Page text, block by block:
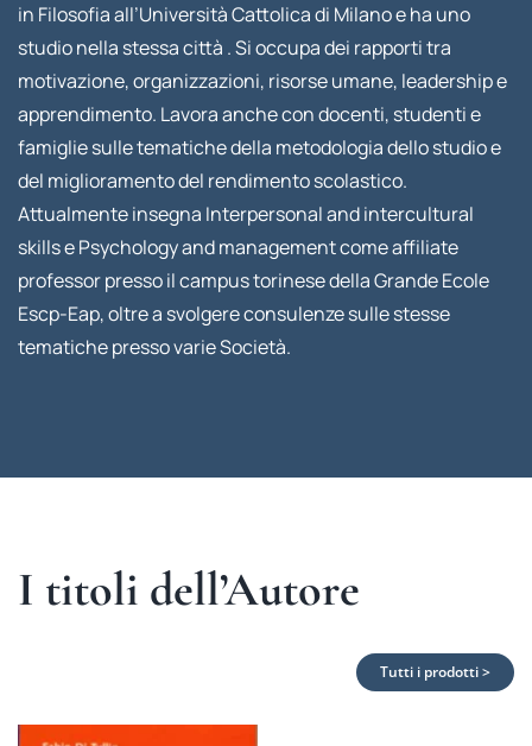
in Filosofia all’Università Cattolica di Milano e ha uno
studio nella stessa città . Si occupa dei rapporti tra
motivazione, organizzazioni, risorse umane, leadership e
apprendimento. Lavora anche con docenti, studenti e
famiglie sulle tematiche della metodologia dello studio e
del miglioramento del rendimento scolastico.
Attualmente insegna Interpersonal and intercultural
skills e Psychology and management come affiliate
professor presso il campus torinese della Grande Ecole
Escp-Eap, oltre a svolgere consulenze sulle stesse
tematiche presso varie Società.
I titoli dell’Autore
Tutti i prodotti >